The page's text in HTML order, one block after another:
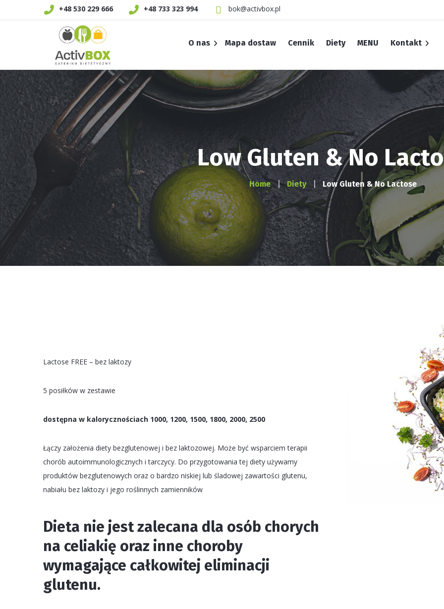
+48 530 229 666 +48 733 323 994 bok@activbox.pl
O nas
Jak działamy
Jesteśmy EKO
Mapa dostaw Cennik Diety MENU Kontakt
INFORMACJA O RODO
Polityka cookies
Regulamin
Low Gluten & No
Home Diety Low Gluten & No Lactose
Lactose FREE – bez laktozy
5 posiłków w zestawie
dostępna w kalorycznościach 1000, 1200, 1500, 1800, 2000, 2500
Łączy założenia diety bezglutenowej i bez laktozowej. Może być wsparciem terapii
chorób autoimmunologicznych i tarczycy. Do przygotowania tej diety używamy
produktów bezglutenowych oraz o bardzo niskiej lub śladowej zawartości glutenu,
nabiału bez laktozy i jego roślinnych zamienników
Dieta nie jest zalecana dla osób chorych
na celiakię oraz inne choroby
wymagające całkowitej eliminacji
glutenu.